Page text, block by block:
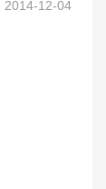
2014-12-04